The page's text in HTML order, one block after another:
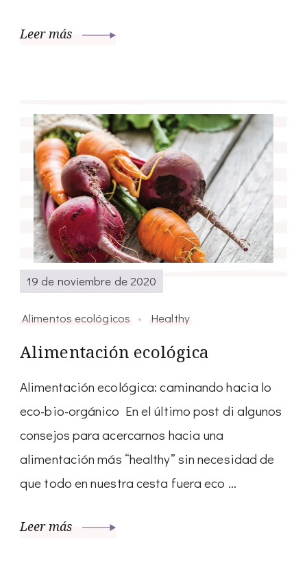
Leer más
19 de noviembre de 2020
Alimentos ecológicos Healthy
Alimentación ecológica
Alimentación ecológica: caminando hacia lo
eco-bio-orgánico En el último post di algunos
consejos para acercarnos hacia una
alimentación más “healthy” sin necesidad de
que todo en nuestra cesta fuera eco …
Leer más